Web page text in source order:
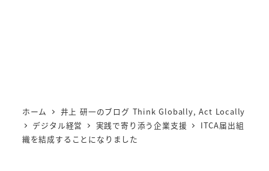
ホーム
井上 研一のブログ Think Globally, Act Locally
デジタル経営
実践で寄り添う企業支援
ITCA届出組
織を結成することになりました